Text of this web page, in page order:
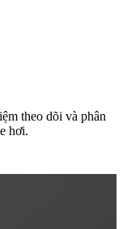
theo dõi và phân
hơi.